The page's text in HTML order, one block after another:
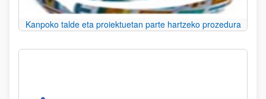
Kanpoko talde eta proiektuetan parte hartzeko prozedura